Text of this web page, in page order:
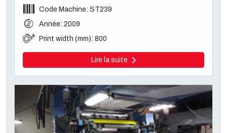
Code Machine: ST239
Année: 2009
Print width (mm): 800
Lire la suite